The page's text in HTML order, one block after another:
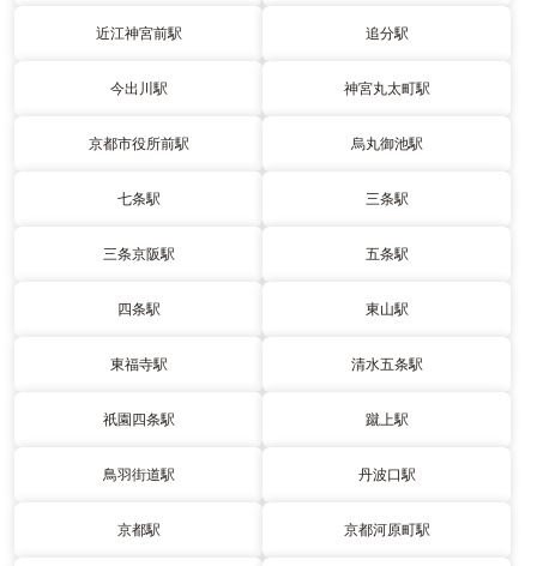
近江神宮前駅 追分駅
今出川駅 神宮丸太町駅
京都市役所前駅 烏丸御池駅
七条駅 三条駅
三条京阪駅 五条駅
四条駅 東山駅
東福寺駅 清水五条駅
祇園四条駅 蹴上駅
鳥羽街道駅 丹波口駅
京都駅 京都河原町駅